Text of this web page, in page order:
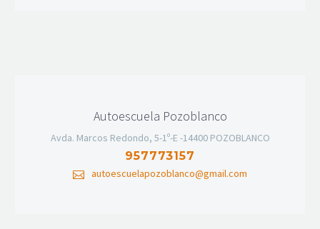
Autoescuela Pozoblanco
Avda. Marcos Redondo, 5-1º-E -14400 POZOBLANCO
957773157
autoescuelapozoblanco@gmail.com